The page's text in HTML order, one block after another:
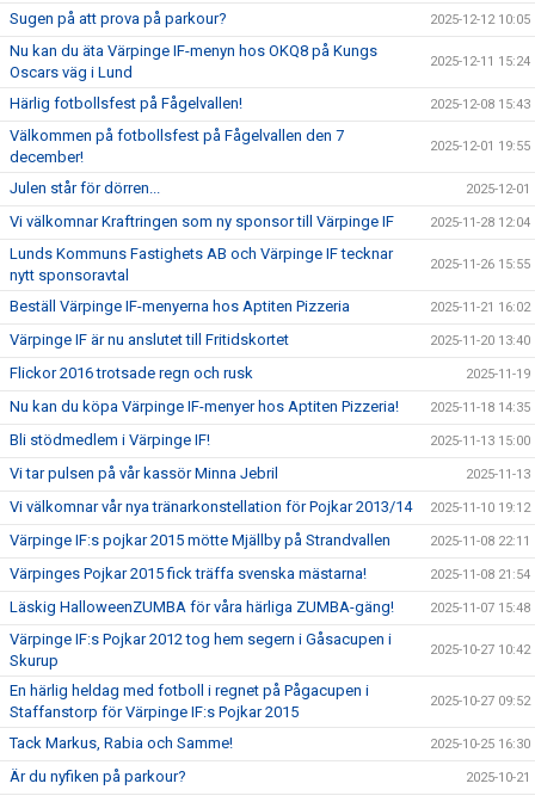
Sugen på att prova på parkour? 2025-12-12 10:05
Nu kan du äta Värpinge IF-menyn hos OKQ8 på Kungs
Oscars väg i Lund
2025-12-11 15:24
Härlig fotbollsfest på Fågelvallen! 2025-12-08 15:43
Välkommen på fotbollsfest på Fågelvallen den 7
december!
2025-12-01 19:55
Julen står för dörren... 2025-12-01
Vi välkomnar Kraftringen som ny sponsor till Värpinge IF 2025-11-28 12:04
Lunds Kommuns Fastighets AB och Värpinge IF tecknar
nytt sponsoravtal
2025-11-26 15:55
Beställ Värpinge IF-menyerna hos Aptiten Pizzeria 2025-11-21 16:02
Värpinge IF är nu anslutet till Fritidskortet 2025-11-20 13:40
Flickor 2016 trotsade regn och rusk 2025-11-19
Nu kan du köpa Värpinge IF-menyer hos Aptiten Pizzeria! 2025-11-18 14:35
Bli stödmedlem i Värpinge IF! 2025-11-13 15:00
Vi tar pulsen på vår kassör Minna Jebril 2025-11-13
Vi välkomnar vår nya tränarkonstellation för Pojkar 2013/14 2025-11-10 19:12
Värpinge IF:s pojkar 2015 mötte Mjällby på Strandvallen 2025-11-08 22:11
Värpinges Pojkar 2015 fick träffa svenska mästarna! 2025-11-08 21:54
Läskig HalloweenZUMBA för våra härliga ZUMBA-gäng! 2025-11-07 15:48
Värpinge IF:s Pojkar 2012 tog hem segern i Gåsacupen i
Skurup
2025-10-27 10:42
En härlig heldag med fotboll i regnet på Pågacupen i
Staffanstorp för Värpinge IF:s Pojkar 2015
2025-10-27 09:52
Tack Markus, Rabia och Samme! 2025-10-25 16:30
Är du nyfiken på parkour? 2025-10-21